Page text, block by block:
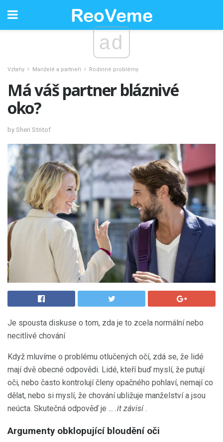
ad
Vztahy Manželé a partneři Rodinné problémy
Má váš partner bláznivé
oko?
by Sheri Stritof
Je spousta diskuse o tom, zda je to zcela normální nebo
necitlivé chování
Když mluvíme o problému otlučených očí, zdá se, že lidé
mají dvě obecné odpovědi. Lidé, kteří buď myslí, že putují
oči, nebo často kontrolují členy opačného pohlaví, nemají co
dělat, nebo si myslí, že chování ubližuje manželství a jsou
neúcta. Skutečná odpověď je ... .it závisí.
Argumenty obklopující bloudění oči